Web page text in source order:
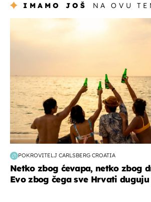
IMAMO JOŠ NA OVU
POKROVITELJ CARLSBERG CROATIA
Netko zbog ćevapa, netko zbog
Evo zbog čega sve Hrvati duguju